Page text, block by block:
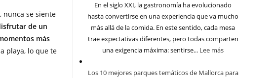
nunca se siente
de un
más
playa, lo que te
En el siglo XXI, la gastronomía ha evolucionado
hasta convertirse en una experiencia que va mucho
más allá de la comida. En este sentido, cada mesa
trae expectativas diferentes, pero todas comparten
una exigencia máxima: sentirse... Lee más
Los 10 mejores parques temáticos de Mallorca para